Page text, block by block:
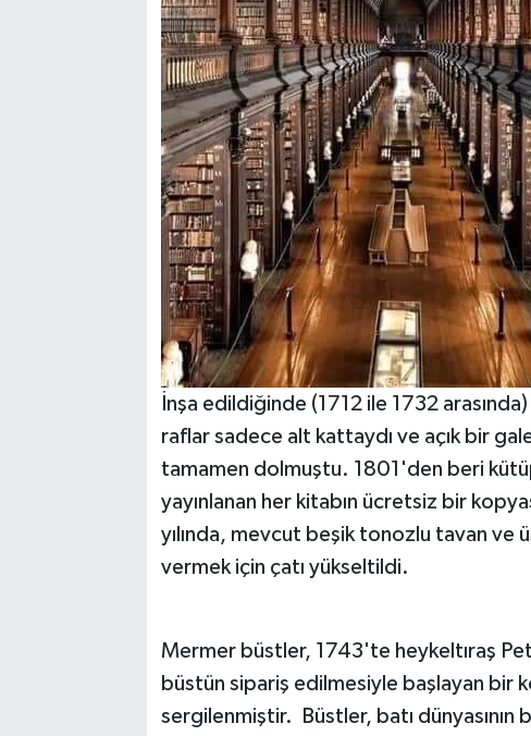
İnşa edildiğinde (1712 ile 1732
raflar sadece alt kattaydı ve açık bir
tamamen dolmuştu. 1801'den beri
yayınlanan her kitabın ücretsiz bir
yılında, mevcut beşik tonozlu tavan ve
vermek için çatı yükseltildi.
Mermer büstler, 1743'te heykeltıraş
büstün sipariş edilmesiyle başlayan bir
sergilenmiştir. Büstler, batı dünyasının